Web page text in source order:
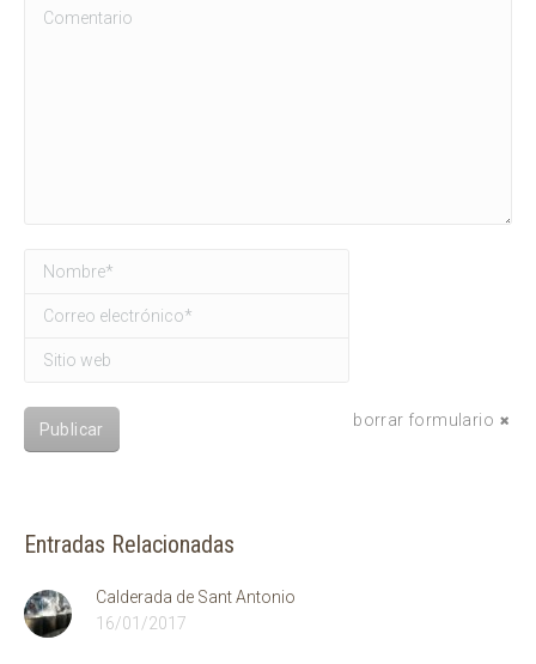
Nombre *
Correo electrónico *
Sitio web
borrar formulario
Publicar
Entradas Relacionadas
Calderada de Sant Antonio
16/01/2017